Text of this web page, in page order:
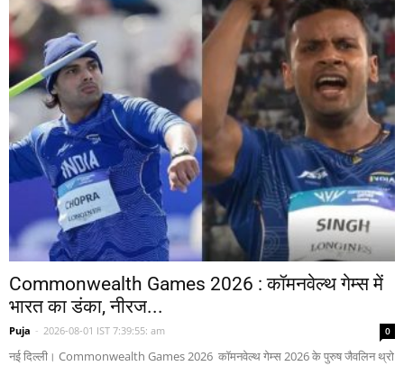
Commonwealth Games 2026 : कॉमनवेल्थ गेम्स में
भारत का डंका, नीरज...
Puja - 2026-08-01 IST 7:39:55: am 0
नई दिल्ली। Commonwealth Games 2026 कॉमनवेल्थ गेम्स 2026 के पुरुष जैवलिन थ्रो